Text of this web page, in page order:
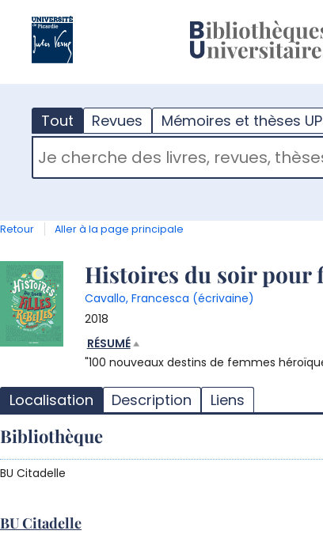
Tout Revues Mémoires et thèses
RECHERCHER DANS "TOUT"
Retour Aller à la page principale
Détail
document
Histoires du soir pour
Cavallo, Francesca (écrivaine)
2018
RÉSUMÉ
"100 nouveaux destins de femmes
Localisation Description Liens
Bibliothèque
BU Citadelle
BU Citadelle